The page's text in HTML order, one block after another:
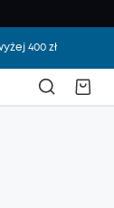
400 zł